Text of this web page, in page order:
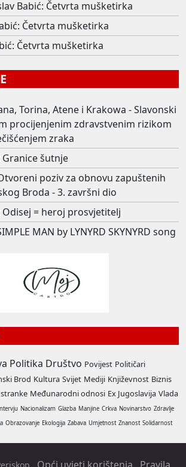
Babić: Četvrta mušketirka
Četvrta mušketirka
Četvrta mušketirka
Torina, Atene i Krakowa - Slavonski
procijenjenim zdravstvenim rizikom
zraka
Granice šutnje
poziv za obnovu zapuštenih
Broda - 3. završni dio
Odisej = heroj prosvjetitelj
MAN by LYNYRD SKYNYRD song
Politika Društvo Povijest Političari
Brod Kultura Svijet Mediji Književnost Biznis
Međunarodni odnosi Ex Jugoslavija Vlada
Nacionalizam Glazba Manjine Crkva Novinarstvo Zdravlje
Obrazovanje Ekologija Zabava Umjetnost Znanost Solidarnost